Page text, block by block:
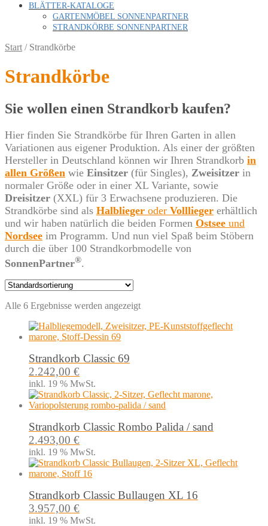
BLÄTTER-KATALOGE
GARTENMÖBEL SONNENPARTNER
STRANDKÖRBE SONNENPARTNER
Start / Strandkörbe
Strandkörbe
Sie wollen einen Strandkorb kaufen?
Hier finden Sie Strandkörbe für Ihren Garten in allen
Variationen aus eigener Produktion. Als einer der größten
Hersteller in Deutschland können wir Ihren Strandkorb in
allen Größen wie Einsitzer (für Singles), Zweisitzer in
normaler Größe oder in einer XL Variante, sowie
Dreisitzer (XXL) für 3 Erwachsene produzieren. Die
Strandkörbe sind als Halblieger oder Volllieger erhältlich
und wir haben natürlich die beiden Formen Ostsee und
Nordsee im Programm. Und nun viel Spaß beim Stöbern
durch die über 100 Strandkorbmodelle von
SonnenPartner®.
Alle 6 Ergebnisse werden angezeigt
Strandkorb Classic 69
2.242,00 €
inkl. 19 % MwSt.
Strandkorb Classic Rombo Palida / sand
2.493,00 €
inkl. 19 % MwSt.
Strandkorb Classic Bullaugen XL 16
3.957,00 €
inkl. 19 % MwSt.